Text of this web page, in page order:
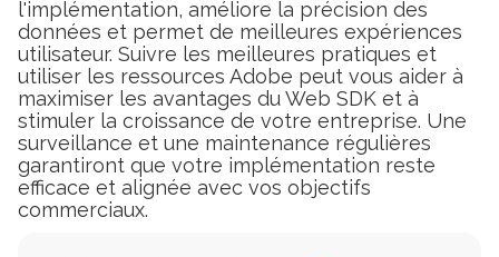
l'implémentation, améliore la précision des
données et permet de meilleures expériences
utilisateur. Suivre les meilleures pratiques et
utiliser les ressources Adobe peut vous aider à
maximiser les avantages du Web SDK et à
stimuler la croissance de votre entreprise. Une
surveillance et une maintenance régulières
garantiront que votre implémentation reste
efficace et alignée avec vos objectifs
commerciaux.